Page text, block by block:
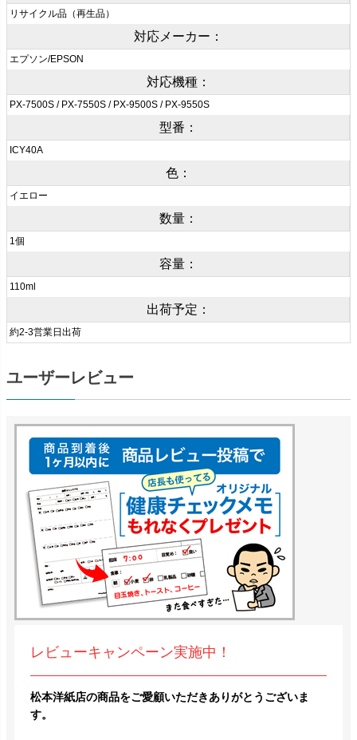
リサイクル品（再生品）
対応メーカー：
エプソン/EPSON
対応機種：
PX-7500S / PX-7550S / PX-9500S / PX-9550S
型番：
ICY40A
色：
イエロー
数量：
1個
容量：
110ml
出荷予定：
約2-3営業日出荷
ユーザーレビュー
レビューキャンペーン実施中！
松本洋紙店の商品をご愛顧いただきありがとうございま
す。